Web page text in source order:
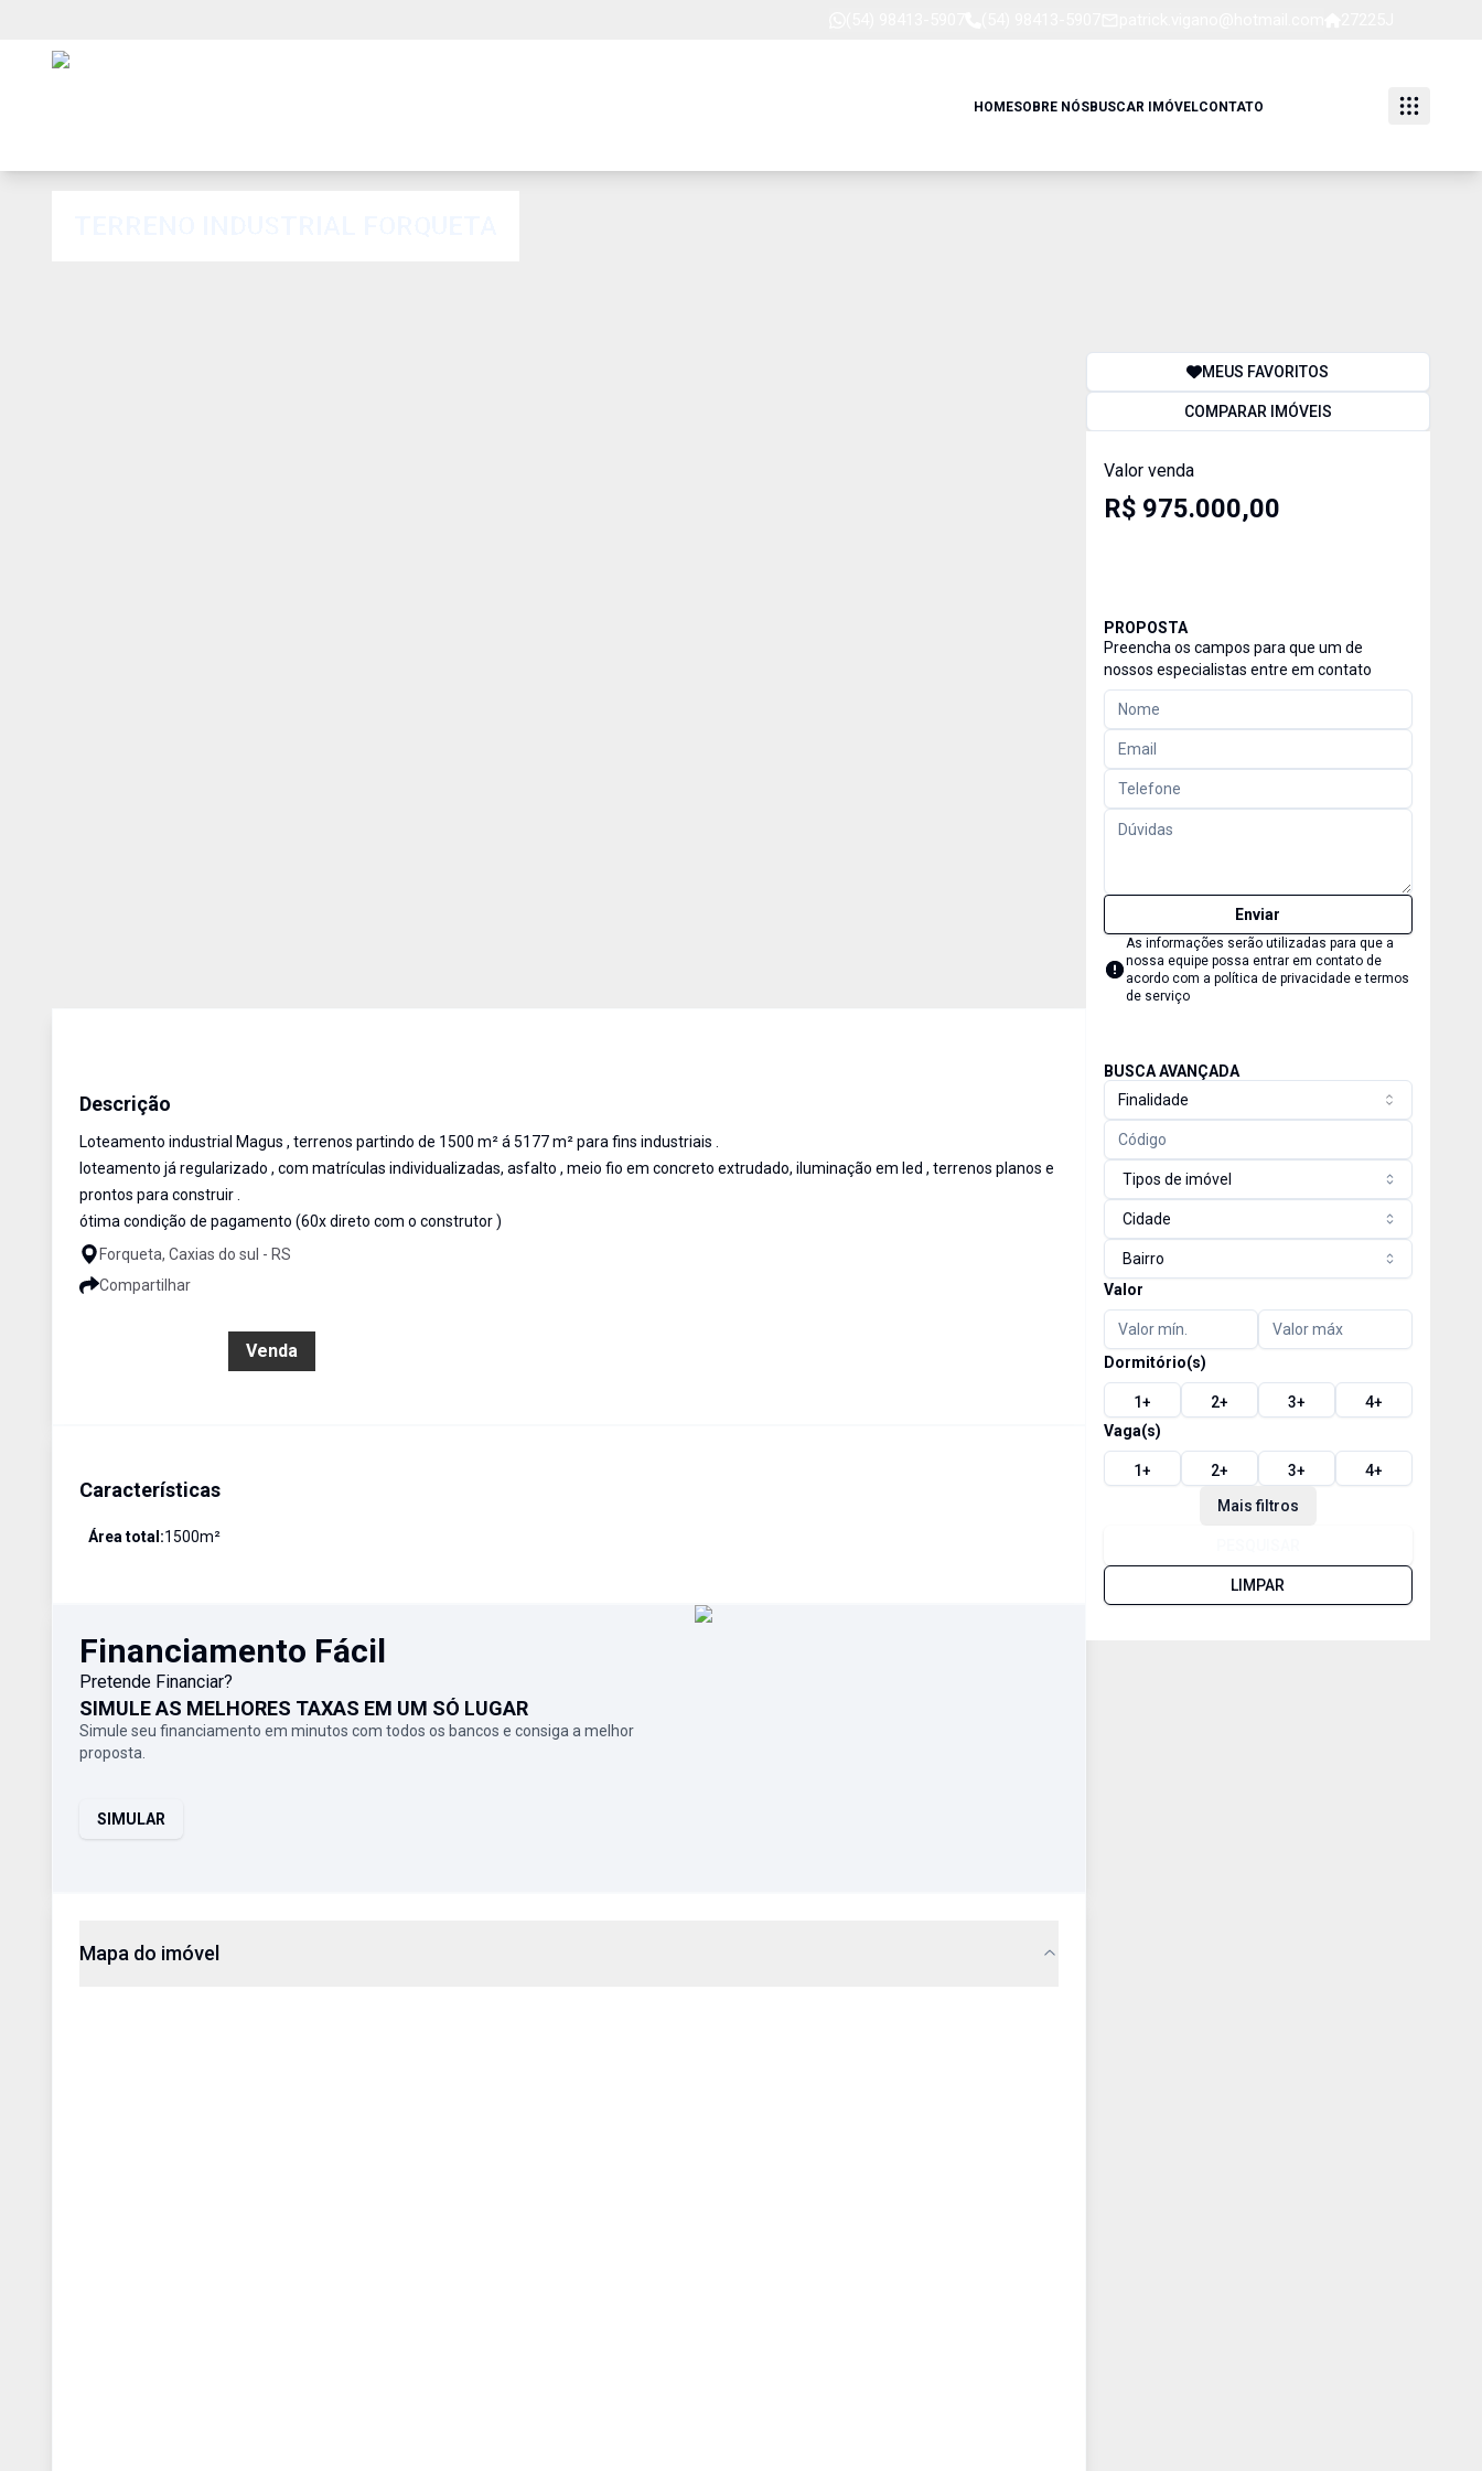
HOMESOBRE NÓSBUSCAR IMÓVELCONTATO
Descrição
Loteamento industrial Magus , terrenos partindo de 1500 m² á 5177 m² para fins industriais .
loteamento já regularizado , com matrículas individualizadas, asfalto , meio fio em concreto extrudado, iluminação em led , terrenos planos e
prontos para construir .
ótima condição de pagamento (60x direto com o construtor )
Forqueta, Caxias do sul - RS
Compartilhar
Venda
Características
Área total:1500m²
Financiamento Fácil
Pretende Financiar?
SIMULE AS MELHORES TAXAS EM UM SÓ LUGAR
Simule seu financiamento em minutos com todos os bancos e consiga a melhor
proposta.
SIMULAR
Mapa do imóvel
MEUS FAVORITOS
COMPARAR IMÓVEIS
Valor venda
R$ 975.000,00
PROPOSTA
Preencha os campos para que um de
nossos especialistas entre em contato
Enviar
As informações serão utilizadas para que a
nossa equipe possa entrar em contato de
acordo com a política de privacidade e termos
de serviço
BUSCA AVANÇADA
Finalidade
Tipos de imóvel
Cidade
Bairro
Valor
Dormitório(s)
1+ 2+ 3+ 4+
Vaga(s)
1+ 2+ 3+ 4+
Mais filtros
LIMPAR